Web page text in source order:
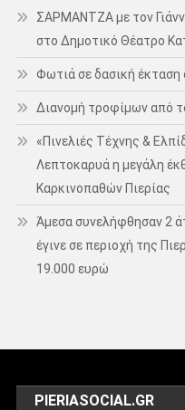
ΣΑΡΜΑΝΤΖΑ με τον
στο Δημοτικό Θέατρο
Φωτιά σε δασική
Διανομή τροφίμων από
«Πινελιές Τέχνης &
Λεπτοκαρυά η μεγάλη
Καρκινοπαθών Πιερίας
Άμεσα συνελήφθησαν 2
έγινε σε περιοχή της
19.000 ευρώ
PIERIASOCIAL.GR